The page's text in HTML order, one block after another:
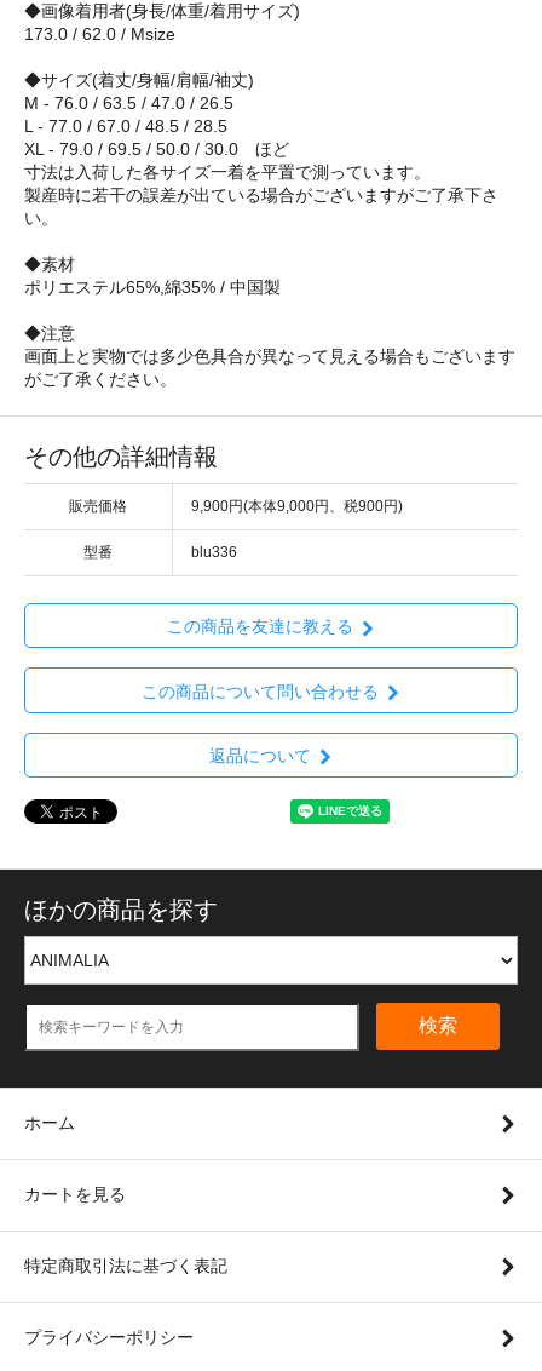
◆画像着用者(身長/体重/着用サイズ)
173.0 / 62.0 / Msize
◆サイズ(着丈/身幅/肩幅/袖丈)
M - 76.0 / 63.5 / 47.0 / 26.5
L - 77.0 / 67.0 / 48.5 / 28.5
XL - 79.0 / 69.5 / 50.0 / 30.0 ほど
寸法は入荷した各サイズ一着を平置で測っています。
製産時に若干の誤差が出ている場合がございますがご了承下さ
い。
◆素材
ポリエステル65%,綿35% / 中国製
◆注意
画面上と実物では多少色具合が異なって見える場合もございます
がご了承ください。
その他の詳細情報
販売価格 9,900円(本体9,000円、税900円)
型番 blu336
この商品を友達に教える
この商品について問い合わせる
返品について
ほかの商品を探す
検索
ホーム
カートを見る
特定商取引法に基づく表記
プライバシーポリシー